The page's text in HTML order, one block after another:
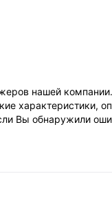
нашей
характеристики,
Вы обнаружили